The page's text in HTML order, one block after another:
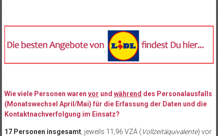
Wie viele Personen waren vor und während des Personalausfalls
(Monatswechsel April/Mai) für die Erfassung der Daten und die
Kontaktnachverfolgung im Einsatz?
17 Personen insgesamt, jeweils 11,96 VZÄ (Vollzeitäquivalente) vor